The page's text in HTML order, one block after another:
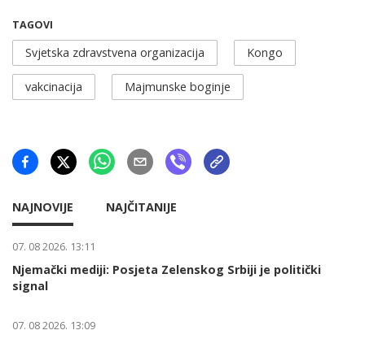
TAGOVI
Svjetska zdravstvena organizacija Kongo
vakcinacija Majmunske boginje
NAJNOVIJE NAJČITANIJE
07. 08 2026. 13:11
Njemački mediji: Posjeta Zelenskog Srbiji je politički
signal
07. 08 2026. 13:09